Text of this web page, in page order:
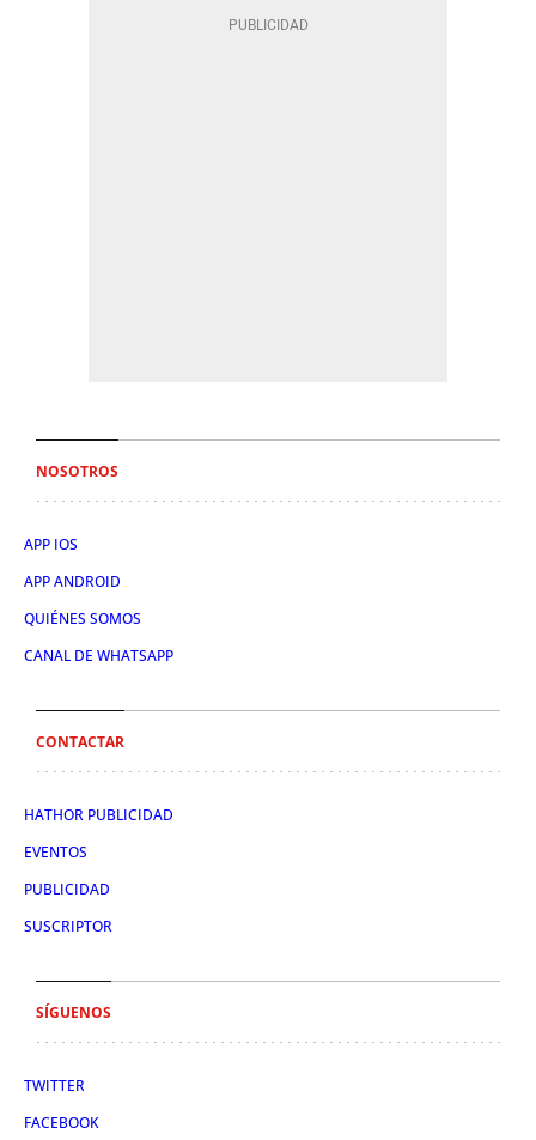
NOSOTROS
APP IOS
APP ANDROID
QUIÉNES SOMOS
CANAL DE WHATSAPP
CONTACTAR
HATHOR PUBLICIDAD
EVENTOS
PUBLICIDAD
SUSCRIPTOR
SÍGUENOS
TWITTER
FACEBOOK